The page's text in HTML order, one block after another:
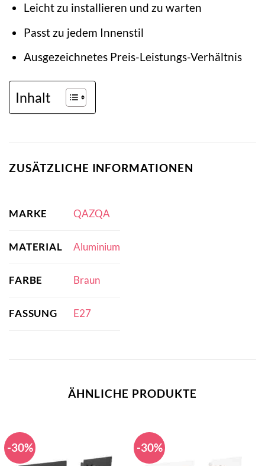
Leicht zu installieren und zu warten
Passt zu jedem Innenstil
Ausgezeichnetes Preis-Leistungs-Verhältnis
Inhalt
ZUSÄTZLICHE INFORMATIONEN
MARKE QAZQA
MATERIAL Aluminium
FARBE Braun
FASSUNG E27
ÄHNLICHE PRODUKTE
-30% -30%